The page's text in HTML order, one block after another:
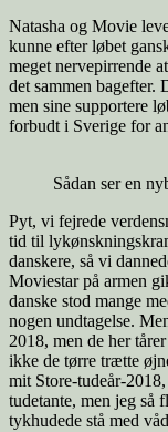
Natasha og Movie
kunne efter løbet
meget nervepirrende
det sammen bagefter.
men sine supportere
forbudt i Sverige for
Sådan ser en
Pyt, vi fejrede
tid til
danskere, så vi
Moviestar på armen
danske stod mange
nogen undtagelse.
2018, men de her
ikke de tørre trætte
mit Store-tudeår-
tudetante, men jeg så
tykhudede stå med